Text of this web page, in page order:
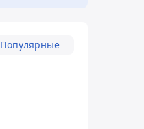
Популярные